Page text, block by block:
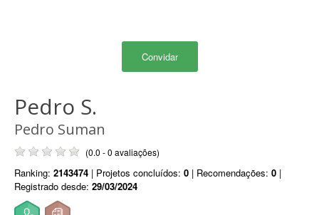
Convidar
Pedro S.
Pedro Suman
(0.0 - 0 avaliações)
Ranking: 2143474 | Projetos concluídos: 0 | Recomendações: 0 |
Registrado desde: 29/03/2024